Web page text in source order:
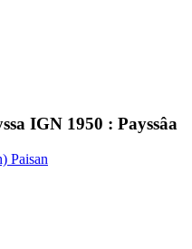
IGN 1950 : Payssâa
Paisan